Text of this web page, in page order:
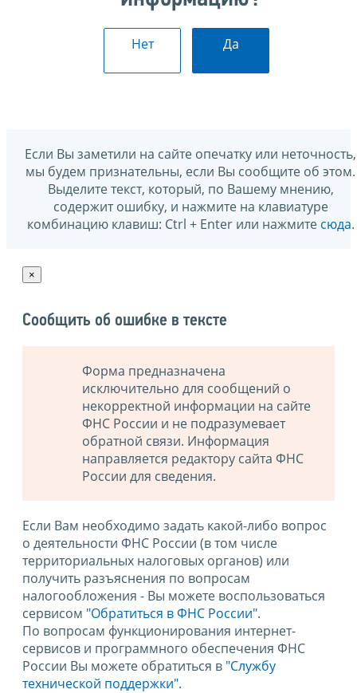
Нет Да
Если Вы заметили на сайте опечатку или неточность,
мы будем признательны, если Вы сообщите об этом.
Выделите текст, который, по Вашему мнению,
содержит ошибку, и нажмите на клавиатуре
комбинацию клавиш: Ctrl + Enter или нажмите сюда.
×
Сообщить об ошибке в тексте
Форма предназначена
исключительно для сообщений о
некорректной информации на сайте
ФНС России и не подразумевает
обратной связи. Информация
направляется редактору сайта ФНС
России для сведения.
Если Вам необходимо задать какой-либо вопрос
о деятельности ФНС России (в том числе
территориальных налоговых органов) или
получить разъяснения по вопросам
налогообложения - Вы можете воспользоваться
сервисом "Обратиться в ФНС России".
По вопросам функционирования интернет-
сервисов и программного обеспечения ФНС
России Вы можете обратиться в "Службу
технической поддержки".